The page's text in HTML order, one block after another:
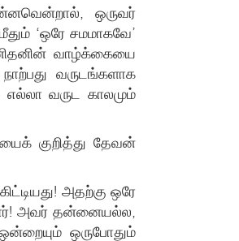
ஒருவர்
‘ஒரே சமமாகவே’
வாழ்க்கையை
வருடங்களாக
வருட காலமும்
குறித்து தேவன்
அதற்கு ஒரே
அவர் தன்னையல்ல,
ஒருபோதும்